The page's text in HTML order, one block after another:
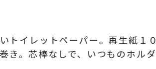
トイレットペーパー。再生紙１０
き。芯棒なしで、いつものホルダ